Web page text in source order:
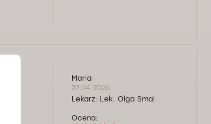
Maria
27.04.2026
Lekarz: Lek. Olga Smal
Ocena: